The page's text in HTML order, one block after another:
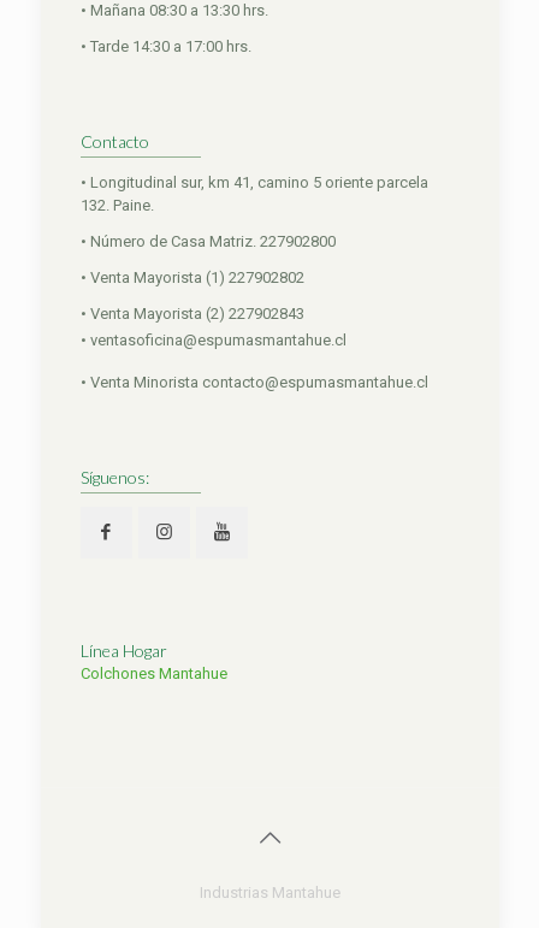
• Mañana 08:30 a 13:30 hrs.
• Tarde 14:30 a 17:00 hrs.
Contacto
• Longitudinal sur, km 41, camino 5 oriente parcela
132. Paine.
• Número de Casa Matriz. 227902800
• Venta Mayorista (1) 227902802
• Venta Mayorista (2) 227902843
• ventasoficina@espumasmantahue.cl
• Venta Minorista contacto@espumasmantahue.cl
Síguenos:
Línea Hogar
Colchones Mantahue
Industrias Mantahue